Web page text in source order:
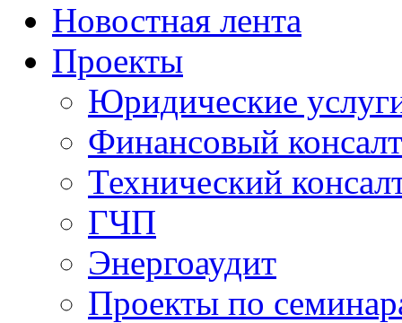
Новостная лента
Проекты
Юридические
Финансовый
Технический
ГЧП
Энергоаудит
Проекты по